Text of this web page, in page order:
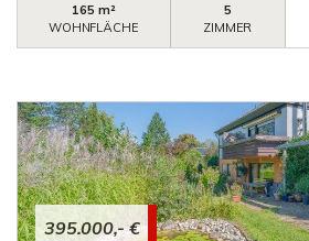
165 m²
WOHNFLÄCHE
5
ZIMMER
395.000,- €